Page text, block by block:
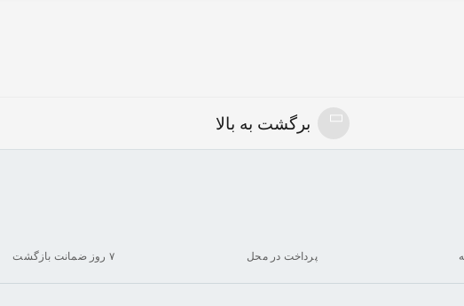
برگشت به بالا
پرداخت در محل ۷ روز ضمانت بازگشت